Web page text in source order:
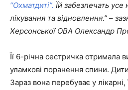
“Охматдиті”. Їй забезпечать усе
лікування та відновлення.” –
Херсонської ОВА Олександр
Її 6-річна сестричка отримала
уламкові поранення спини.
Зараз вона перебуває у лікарні,